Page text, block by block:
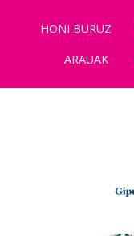
HONI BURUZ
ARAUAK